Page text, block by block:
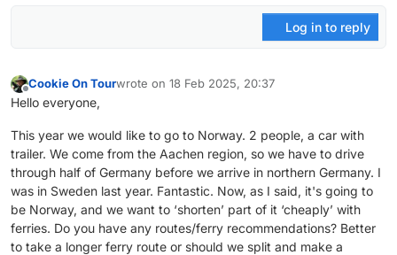
Log in to reply
Offline
Cookie On Tourwrote on 18 Feb 2025, 20:37
last edited by
Hello everyone,
This year we would like to go to Norway. 2 people, a car with
trailer. We come from the Aachen region, so we have to drive
through half of Germany before we arrive in northern Germany. I
was in Sweden last year. Fantastic. Now, as I said, it's going to
be Norway, and we want to ‘shorten’ part of it ‘cheaply’ with
ferries. Do you have any routes/ferry recommendations? Better
to take a longer ferry route or should we split and make a